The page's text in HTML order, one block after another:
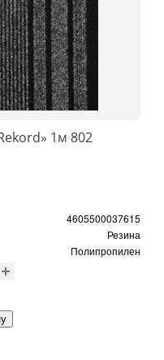
1м 802
4605500037615
Резина
Полипропилен